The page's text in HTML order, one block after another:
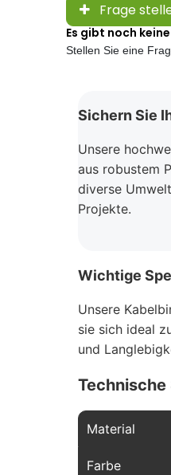
Frage
Es gibt noch
Stellen Sie eine
Sichern Sie
Unsere
aus robustem
diverse
Projekte.
Wichtige
Unsere
sie sich ideal
und
Material
Farbe